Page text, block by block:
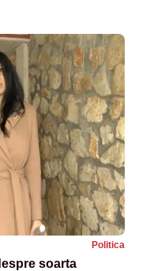
Politica
soarta